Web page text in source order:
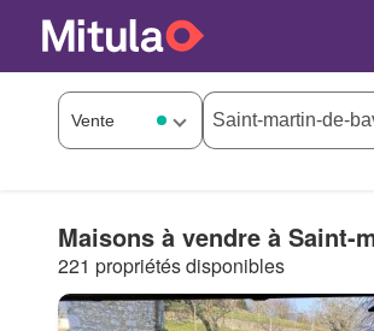
Maisons à vendre à Saint-
221 propriétés disponibles